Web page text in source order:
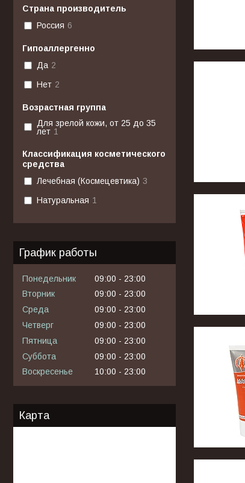
Страна производитель
Россия 6
Гипоаллергенно
Да 2
Нет 2
Возрастная группа
Для зрелой кожи, от 25 до 35
лет 1
Классификация косметического
средства
Лечебная (Космецевтика) 3
Натуральная 1
График работы
Понедельник 09:00
23:00
Вторник
09:00
23:00
Среда
09:00
23:00
Четверг
09:00
23:00
Пятница
09:00
23:00
Суббота
09:00
23:00
Воскресенье
10:00 23:00
Карта